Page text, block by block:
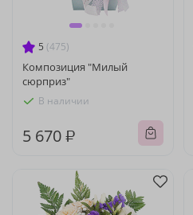
5 (475)
Композиция "Милый
сюрприз"
В наличии
5 670 ₽